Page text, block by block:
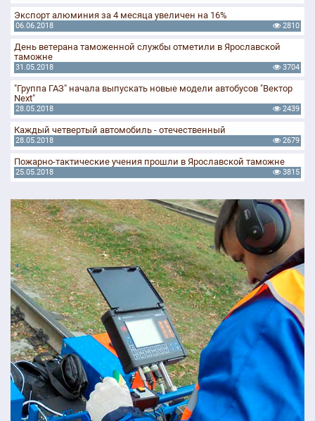
Экспорт алюминия за 4 месяца увеличен на 16%
06.06.2018 2810
День ветерана таможенной службы отметили в Ярославской
таможне
31.05.2018 3704
"Группа ГАЗ" начала выпускать новые модели автобусов "Вектор
Next"
28.05.2018 2439
Каждый четвертый автомобиль - отечественный
28.05.2018 2679
Пожарно-тактические учения прошли в Ярославской таможне
25.05.2018 3815